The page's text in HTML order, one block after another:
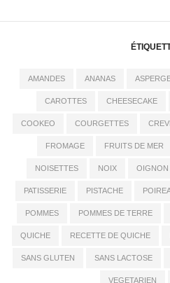
AMANDES ANANAS
CAROTTES CHEESECAKE
COOKEO COURGETTES
FROMAGE FRUITS DE MER
NOISETTES NOIX OIGNON
PATISSERIE PISTACHE
POMMES POMMES DE TERRE
QUICHE RECETTE DE QUICHE
SANS GLUTEN SANS LACTOSE
VEGETARIEN